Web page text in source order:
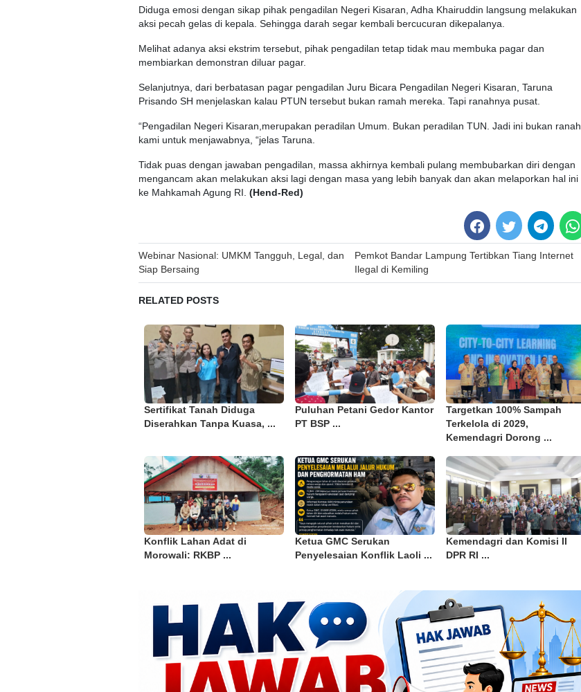
Diduga emosi dengan sikap pihak pengadilan Negeri Kisaran, Adha Khairuddin langsung melakukan
aksi pecah gelas di kepala. Sehingga darah segar kembali bercucuran dikepalanya.
Melihat adanya aksi ekstrim tersebut, pihak pengadilan tetap tidak mau membuka pagar dan
membiarkan demonstran diluar pagar.
Selanjutnya, dari berbatasan pagar pengadilan Juru Bicara Pengadilan Negeri Kisaran, Taruna
Prisando SH menjelaskan kalau PTUN tersebut bukan ramah mereka. Tapi ranahnya pusat.
“Pengadilan Negeri Kisaran,merupakan peradilan Umum. Bukan peradilan TUN. Jadi ini bukan ranah
kami untuk menjawabnya, “jelas Taruna.
Tidak puas dengan jawaban pengadilan, massa akhirnya kembali pulang membubarkan diri dengan
mengancam akan melakukan aksi lagi dengan masa yang lebih banyak dan akan melaporkan hal ini
ke Mahkamah Agung RI. (Hend-Red)
Post
navigation
Webinar Nasional: UMKM Tangguh, Legal, dan
Siap Bersaing
Pemkot Bandar Lampung Tertibkan Tiang Internet
Ilegal di Kemiling
RELATED POSTS
Sertifikat Tanah Diduga
Diserahkan Tanpa Kuasa, ...
Puluhan Petani Gedor Kantor
PT BSP ...
Targetkan 100% Sampah
Terkelola di 2029,
Kemendagri Dorong ...
Konflik Lahan Adat di
Morowali: RKBP ...
Ketua GMC Serukan
Penyelesaian Konflik Laoli ...
Kemendagri dan Komisi II
DPR RI ...